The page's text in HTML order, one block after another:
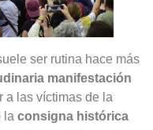
ser rutina hace más
manifestación
a las víctimas de la
la consigna histórica